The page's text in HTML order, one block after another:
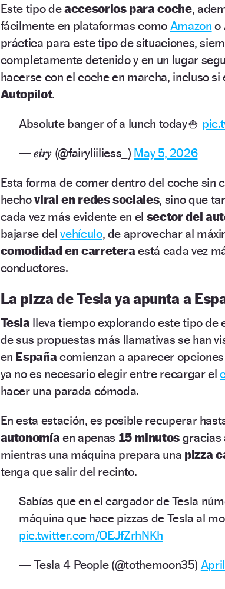
Este tipo deaccesorios para coche,
fácilmente en plataformas como Amazon o
práctica para este tipo de situaciones,
completamente detenido y en un lugar
hacerse con el coche en marcha, incluso
Autopilot.
Absolute banger of a lunch today🍚
— 𝒆𝒊𝒓𝒚 (@fairyliiliess_) May 5, 2026
Esta forma de comer dentro del coche sin
hechoviral en redes sociales, sino que
cada vez más evidente en el sector del
bajarse delvehículo, de aprovechar al
comodidad en carretera está cada vez
conductores.
La pizza de Tesla ya apunta a
Tesla lleva tiempo explorando este tipo de
de sus propuestas más llamativas se han
en España comienzan a aparecer
ya no es necesario elegir entre recargar el
hacer una parada cómoda.
En esta estación, es posible recuperar
autonomía en apenas 15 minutos gracias
mientras una máquina prepara una pizza
tenga que salir del recinto.
Sabías que en el cargador de Tesla
máquina que hace pizzas de Tesla al
pic.twitter.com/OEJfZrhNKh
— Tesla 4 People (@tothemoon35)